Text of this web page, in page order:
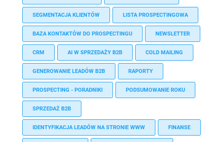
SEGMENTACJA KLIENTÓW LISTA PROSPECTINGOWA
BAZA KONTAKTÓW DO PROSPECTINGU NEWSLETTER
CRM AI W SPRZEDAŻY B2B COLD MAILING
GENEROWANIE LEADÓW B2B RAPORTY
PROSPECTING - PORADNIKI PODSUMOWANIE ROKU
SPRZEDAŻ B2B
IDENTYFIKACJA LEADÓW NA STRONIE WWW FINANSE